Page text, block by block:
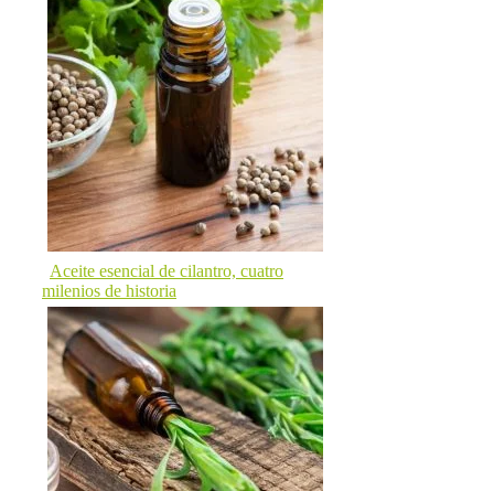
Aceite esencial de cilantro, cuatro
milenios de historia